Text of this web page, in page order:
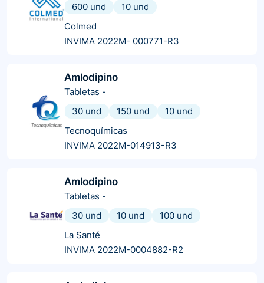
600 und
10 und
Colmed
INVIMA 2022M- 000771-R3
Amlodipino
Tabletas -
30 und
150 und
10 und
Tecnoquímicas
INVIMA 2022M-014913-R3
Amlodipino
Tabletas -
30 und
10 und
100 und
La Santé
INVIMA 2022M-0004882-R2